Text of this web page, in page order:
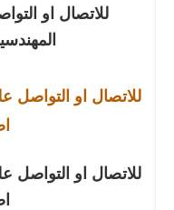
للاتصال او
للاتصال او التواصل
للاتصال او التواصل